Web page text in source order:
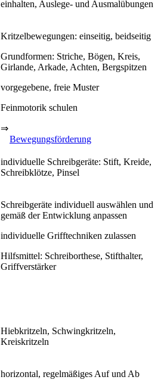
einhalten, Auslege- und Ausmalübungen
Kritzelbewegungen: einseitig, beidseitig
Grundformen: Striche, Bögen, Kreis,
Girlande, Arkade, Achten, Bergspitzen
vorgegebene, freie Muster
Feinmotorik schulen
⇒
Bewegungsförderung
individuelle Schreibgeräte: Stift, Kreide,
Schreibklötze, Pinsel
Schreibgeräte individuell auswählen und
gemäß der Entwicklung anpassen
individuelle Grifftechniken zulassen
Hilfsmittel: Schreiborthese, Stifthalter,
Griffverstärker
Hiebkritzeln, Schwingkritzeln,
Kreiskritzeln
horizontal, regelmäßiges Auf und Ab